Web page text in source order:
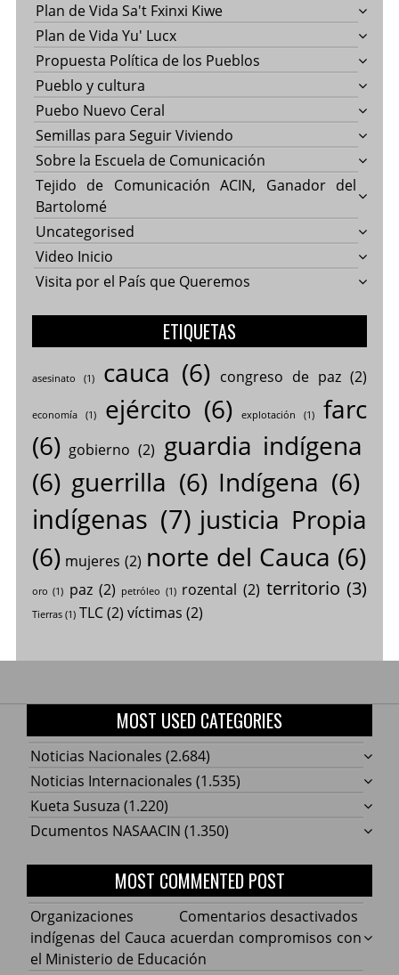
Plan de Vida Sa't Fxinxi Kiwe
Plan de Vida Yu' Lucx
Propuesta Política de los Pueblos
Pueblo y cultura
Puebo Nuevo Ceral
Semillas para Seguir Viviendo
Sobre la Escuela de Comunicación
Tejido de Comunicación ACIN, Ganador del
Bartolomé
Uncategorised
Video Inicio
Visita por el País que Queremos
ETIQUETAS
asesinato (1) cauca (6) congreso de paz(2)
economía(1) ejército (6) explotación (1)
farc
(6) gobierno (2) guardia indígena
(6) guerrilla (6) Indígena (6)
indígenas (7) justicia Propia
(6) mujeres (2) norte del Cauca (6)
oro (1) paz (2) petróleo (1) rozental (2) territorio (3)
Tierras(1) TLC(2) víctimas (2)
MOST USED CATEGORIES
Noticias Nacionales (2.684)
Noticias Internacionales (1.535)
Kueta Susuza (1.220)
Dcumentos NASAACIN (1.350)
MOST COMMENTED POST
Comentarios desactivados
Organizaciones
indígenas del Cauca acuerdan compromisos con
el Ministerio de Educación